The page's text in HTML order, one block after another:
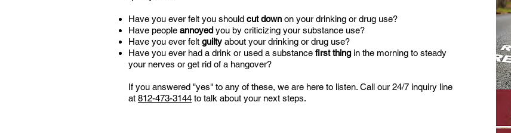
Have you ever felt you should cut down on your drinking or drug use?
Have people annoyed you by criticizing your substance use?
Have you ever felt guilty about your drinking or drug use?
Have you ever had a drink or used a substance first thingin the morning to steady
your nerves or get rid of a hangover?
If you answered "yes" to any of these, we are here to listen. Call our 24/7 inquiry line
at 812-473-3144 to talk about your next steps.